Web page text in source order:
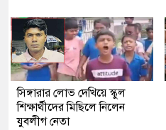
সিঙ্গারার লোভ দেখিয়ে স্কুল
শিক্ষার্থীদের মিছিলে নিলেন
যুবলীগ নেতা